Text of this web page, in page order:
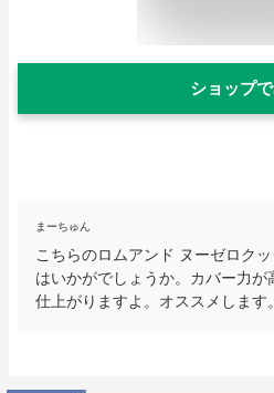
ショップ
まーちゅん
こちらのロムアンド ヌーゼロク
はいかがでしょうか。カバー力が
仕上がりますよ。オススメします。